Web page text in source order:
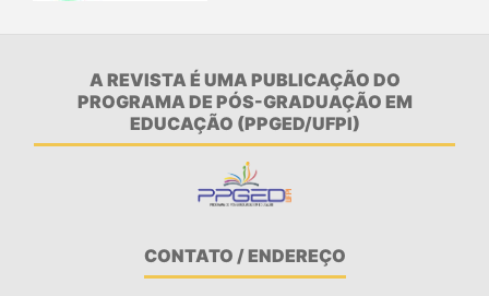
A REVISTA É UMA PUBLICAÇÃO DO
PROGRAMA DE PÓS-GRADUAÇÃO EM
EDUCAÇÃO (PPGED/UFPI)
CONTATO / ENDEREÇO